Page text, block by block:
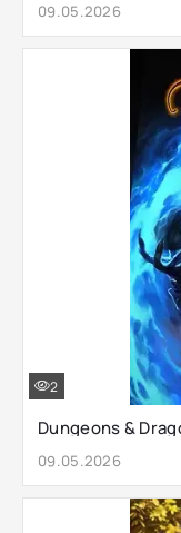
09.05.2026
09.05.2026
2